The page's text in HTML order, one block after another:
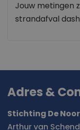
Jouw metingen
strandafval
Adres &
Stichting De
Arthur van